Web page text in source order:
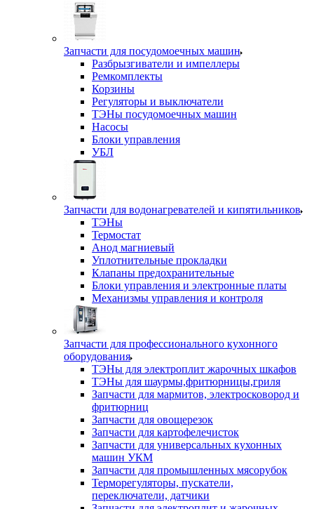
Запчасти для посудомоечных машин
Разбрызгиватели и импеллеры
Ремкомплекты
Корзины
Регуляторы и выключатели
ТЭНы посудомоечных машин
Насосы
Блоки управления
УБЛ
Запчасти для водонагревателей и кипятильников
ТЭНы
Термостат
Анод магниевый
Уплотнительные прокладки
Клапаны предохранительные
Блоки управления и электронные платы
Механизмы управления и контроля
Запчасти для профессионального кухонного
оборудования
ТЭНы для электроплит жарочных шкафов
ТЭНы для шаурмы,фритюрницы,гриля
Запчасти для мармитов, электросковород и
фритюрниц
Запчасти для овощерезок
Запчасти для картофелечисток
Запчасти для универсальных кухонных
машин УКМ
Запчасти для промышленных мясорубок
Терморегуляторы, пускатели,
переключатели, датчики